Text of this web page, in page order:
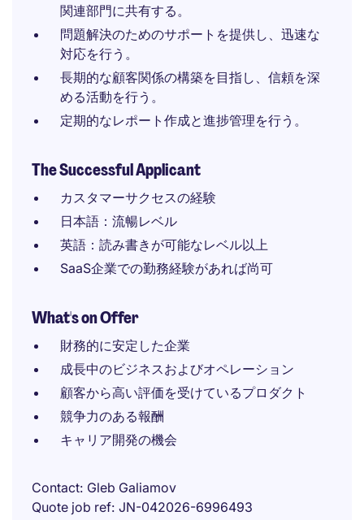
関連部門に共有する。
問題解決のためのサポートを提供し、迅速な
対応を行う。
長期的な顧客関係の構築を目指し、信頼を深
める活動を行う。
定期的なレポート作成と進捗管理を行う。
The Successful Applicant
カスタマーサクセスの経験
日本語：流暢レベル
英語：読み書きが可能なレベル以上
SaaS企業での勤務経験があれば尚可
What's on Offer
財務的に安定した企業
成長中のビジネスおよびオペレーション
顧客から高い評価を受けているプロダクト
競争力のある報酬
キャリア開発の機会
Contact Gleb Galiamov
Quote job ref JN-042026-6996493